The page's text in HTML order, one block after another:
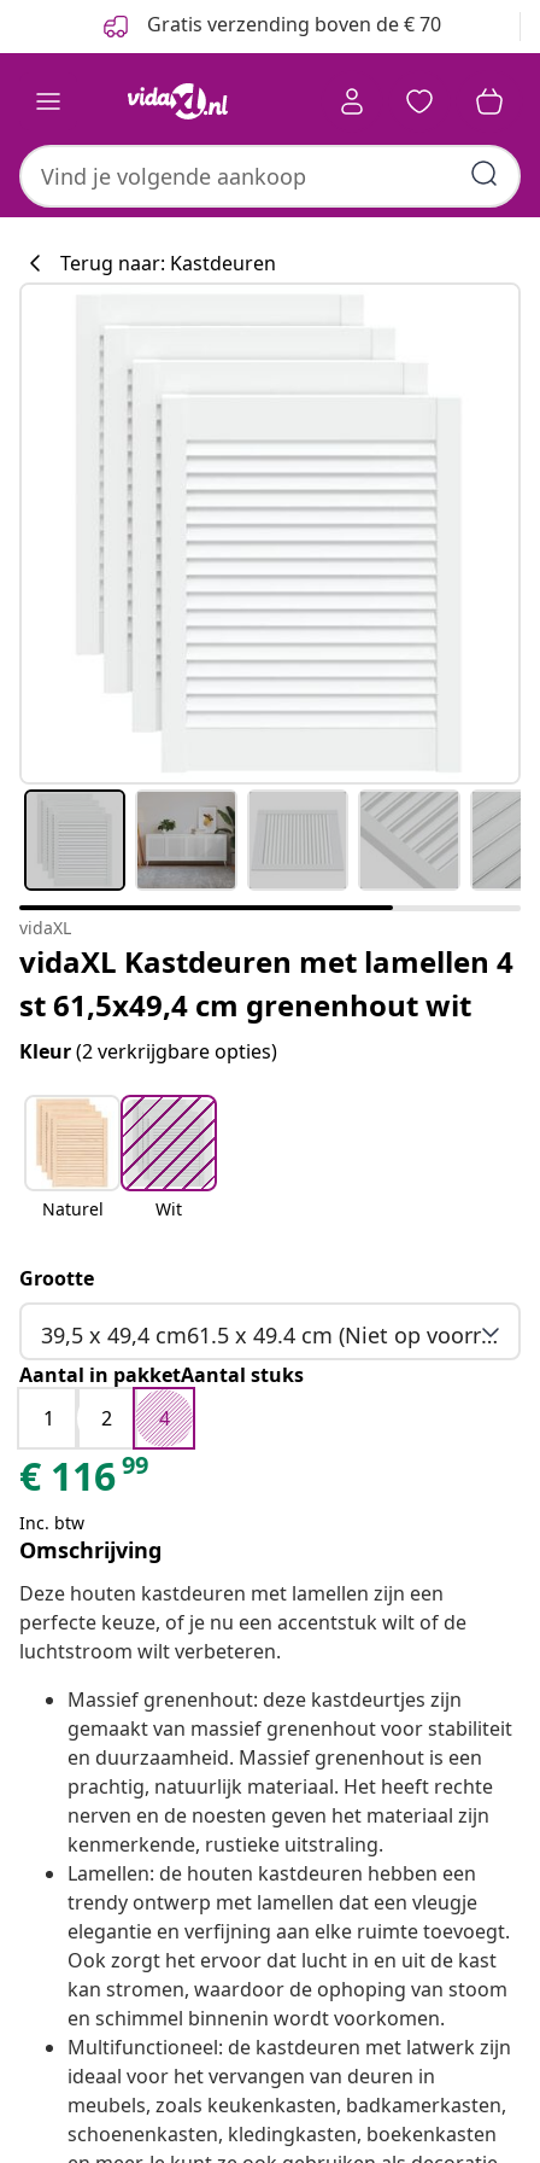
Gratis verzending boven de € 70
Terug naar: Kastdeuren
vidaXL
vidaXL Kastdeuren met lamellen 4
st 61,5x49,4 cm grenenhout wit
Kleur(2 verkrijgbare opties)
Naturel Wit
Grootte
39,5 x 49,4 cm61.5 x 49.4 cm (Niet op voorraad)
Aantal in pakketAantal stuks
1
2 4
€ 11699
Inc. btw
Omschrijving
Deze houten kastdeuren met lamellen zijn een
perfecte keuze, of je nu een accentstuk wilt of de
luchtstroom wilt verbeteren.
Massief grenenhout: deze kastdeurtjes zijn
gemaakt van massief grenenhout voor stabiliteit
en duurzaamheid. Massief grenenhout is een
prachtig, natuurlijk materiaal. Het heeft rechte
nerven en de noesten geven het materiaal zijn
kenmerkende, rustieke uitstraling.
Lamellen: de houten kastdeuren hebben een
trendy ontwerp met lamellen dat een vleugje
elegantie en verfijning aan elke ruimte toevoegt.
Ook zorgt het ervoor dat lucht in en uit de kast
kan stromen, waardoor de ophoping van stoom
en schimmel binnenin wordt voorkomen.
Multifunctioneel: de kastdeuren met latwerk zijn
ideaal voor het vervangen van deuren in
meubels, zoals keukenkasten, badkamerkasten,
schoenenkasten, kledingkasten, boekenkasten